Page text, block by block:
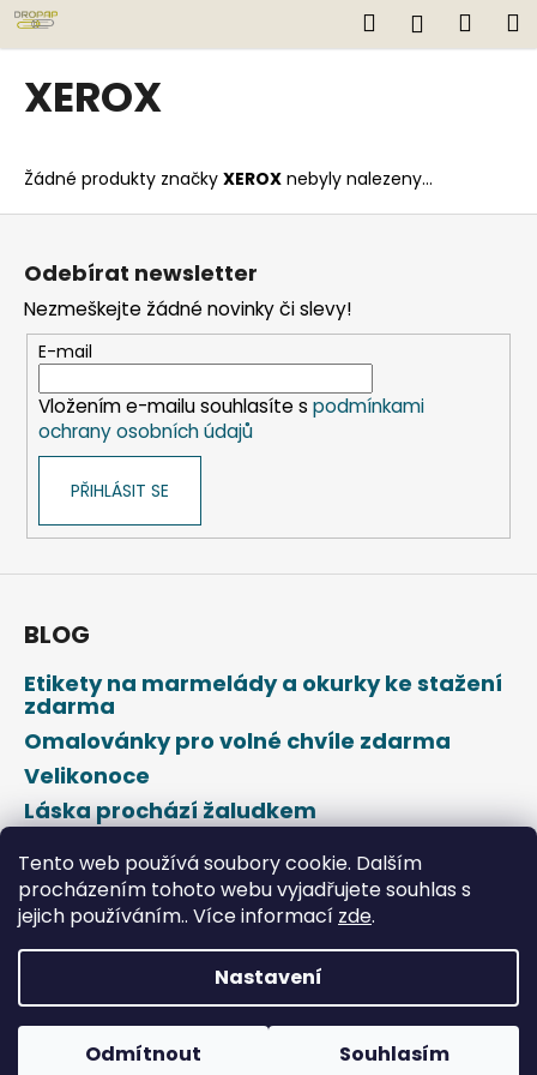
Tento web používá soubory cookie. Dalším
procházením tohoto webu vyjadřujete souhlas s
jejich používáním.. Více informací zde.
Nastavení
Odmítnout Souhlasím
Přejít
na
obsah
Hledat
XEROX
Žádné produkty značky XEROX nebyly nalezeny...
K
o
o
p
o
t
ř
e
b
e
n
a
í
?
HLEDAT
D
o
o
r
Z
Odebírat newsletter
Nezmeškejte žádné novinky či slevy!
E-mail
Vložením e-mailu souhlasíte s podmínkami
ochrany osobních údajů
PŘIHLÁSIT SE
BLOG
Etikety na marmelády a okurky ke stažení
zdarma
Omalovánky pro volné chvíle zdarma
Velikonoce
Láska prochází žaludkem
Vytvořil Shoptet
Copyright 2026DROPAP . Všechna práva vyhrazena.